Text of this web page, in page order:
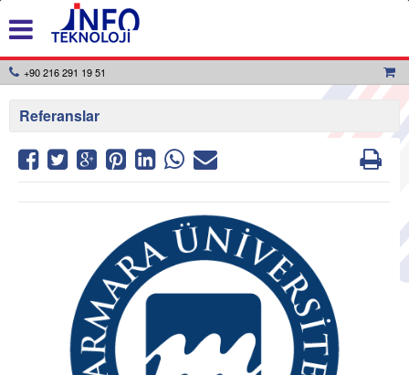
+90 216 291 19 51
Referanslar